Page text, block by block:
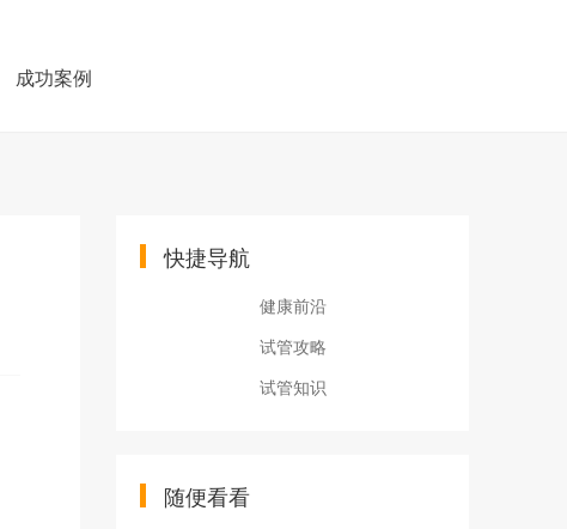
成功案例
快捷导航
健康前沿
试管攻略
试管知识
随便看看